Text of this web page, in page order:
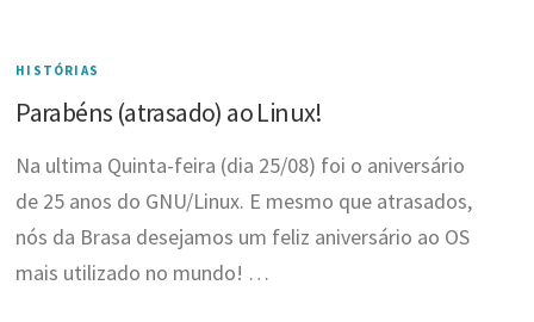
HISTÓRIAS
Parabéns (atrasado) ao Linux!
Na ultima Quinta-feira (dia 25/08) foi o aniversário
de 25 anos do GNU/Linux. E mesmo que atrasados,
nós da Brasa desejamos um feliz aniversário ao OS
mais utilizado no mundo! …